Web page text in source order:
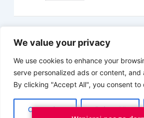
We value your privacy
We use cookies to enhance your
serve personalized ads or content,
By clicking "Accept All", you consent to
Customize Reject All
Przeczytaj i Podaj Dalej vol.6
Copyright © 2026